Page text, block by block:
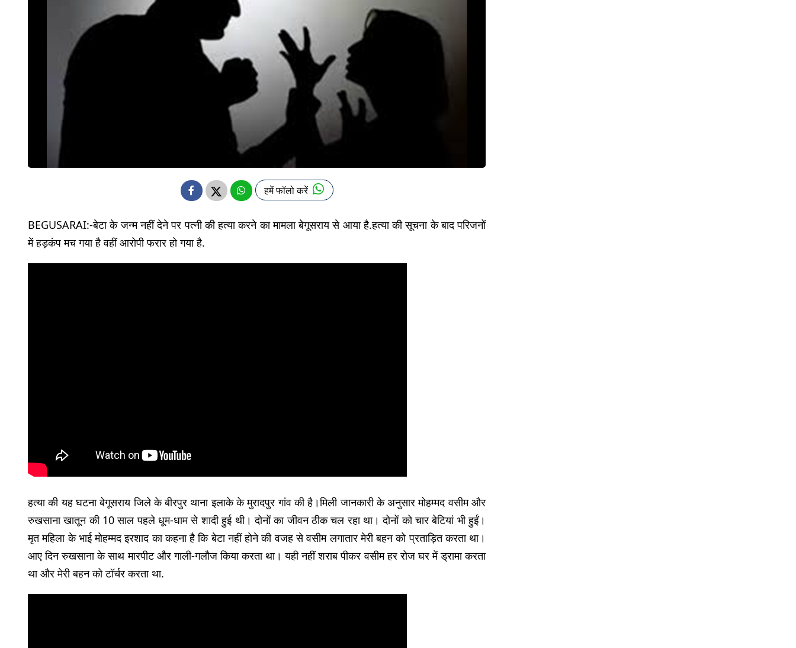
हमें फॉलो करें
BEGUSARAI:-बेटा के जन्म नहीं देने पर पत्नी की हत्या करने का मामला बेगूसराय से आया है.हत्या की सूचना के बाद परिजनों
में हड़कंप मच गया है वहीं आरोपी फरार हो गया है.
हत्या की यह घटना बेगूसराय जिले के बीरपुर थाना इलाके के मुरादपुर गांव की है।मिली जानकारी के अनुसार मोहम्मद वसीम और
रुखसाना खातून की 10 साल पहले धूम-धाम से शादी हुई थी। दोनों का जीवन ठीक चल रहा था। दोनों को चार बेटियां भी हुईं।
मृत महिला के भाई मोहम्मद इरशाद का कहना है कि बेटा नहीं होने की वजह से वसीम लगातार मेरी बहन को प्रताड़ित करता था।
आए दिन रुखसाना के साथ मारपीट और गाली-गलौज किया करता था। यही नहीं शराब पीकर वसीम हर रोज घर में ड्रामा करता
था और मेरी बहन को टॉर्चर करता था.